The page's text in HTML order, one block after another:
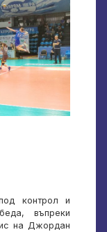
контрол и
въпреки
на Джордан